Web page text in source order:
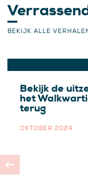
Bekijk de
het
terug
OKTOBER 2024
BEKIJK ALLE